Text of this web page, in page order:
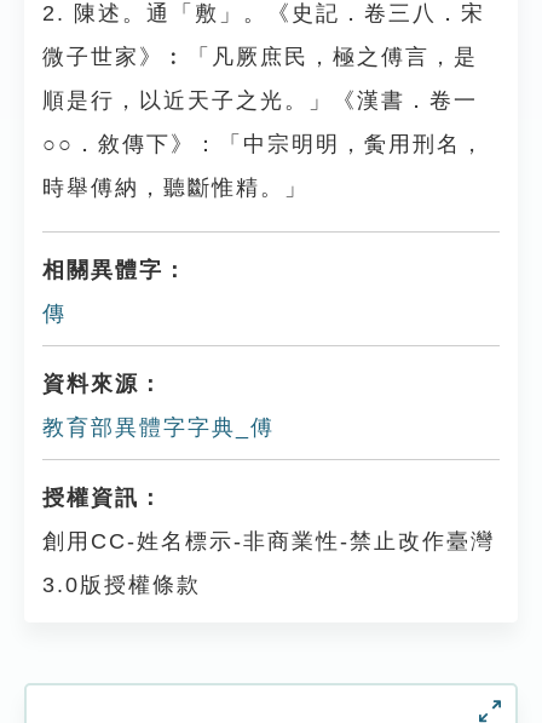
2. 陳述。通「敷」。《史記．卷三八．宋
微子世家》︰「凡厥庶民，極之傅言，是
順是行，以近天子之光。」《漢書．卷一
○○．敘傳下》：「中宗明明，夤用刑名，
時舉傅納，聽斷惟精。」
相關異體字：
傳
資料來源：
教育部異體字字典_傅
授權資訊：
創用CC-姓名標示-非商業性-禁止改作臺灣
3.0版授權條款